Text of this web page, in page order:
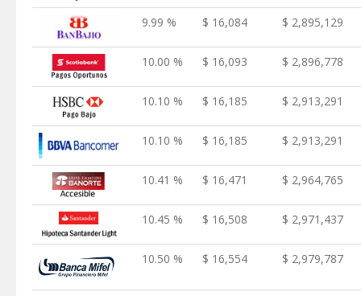
9.99 % $ 16,084 $ 2,895,129
10.00 % $ 16,093 $ 2,896,778
10.10 % $ 16,185 $ 2,913,291
10.10 % $ 16,185 $ 2,913,291
10.41 % $ 16,471 $ 2,964,765
10.45 % $ 16,508 $ 2,971,437
10.50 % $ 16,554 $ 2,979,787